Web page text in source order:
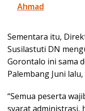
Ahmad
Sementara itu,
Susilastuti DN
Gorontalo ini sama
Palembang Juni
“Semua peserta
syarat administrasi,